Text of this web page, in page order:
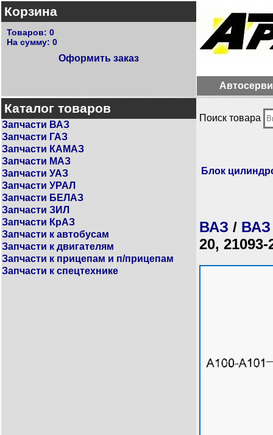
Корзина
Товаров: 0
На сумму: 0
Оформить заказ
Каталог товаров
Запчасти ВАЗ
Запчасти ГАЗ
Запчасти КАМАЗ
Запчасти МАЗ
Запчасти УАЗ
Запчасти УРАЛ
Запчасти БЕЛАЗ
Запчасти ЗИЛ
Запчасти КрАЗ
Запчасти к автобусам
Запчасти к двигателям
Запчасти к прицепам и п/прицепам
Запчасти к спецтехнике
Поиск товара
Блок
ВАЗ / ВАЗ
20, 21093-